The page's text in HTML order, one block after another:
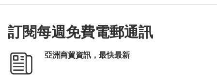
訂閱每週免費電郵通訊
亞洲商貿資訊，最快最新